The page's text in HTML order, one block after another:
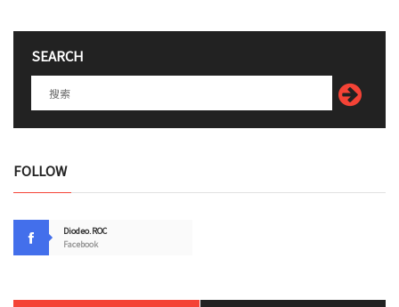
SEARCH
FOLLOW
Diodeo.ROC
Facebook